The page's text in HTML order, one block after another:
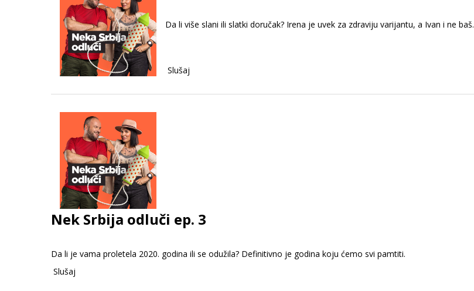
Da li više slani ili slatki doručak? Irena je uvek za zdraviju varijantu, a Ivan i ne baš.
Slušaj
Nek Srbija odluči ep. 3
Da li je vama proletela 2020. godina ili se odužila? Definitivno je godina koju ćemo svi pamtiti.
Slušaj